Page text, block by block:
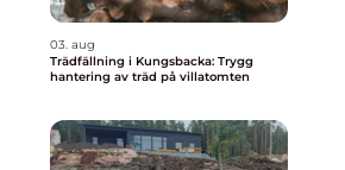
03. aug
Trädfällning i Kungsbacka: Trygg
hantering av träd på villatomten